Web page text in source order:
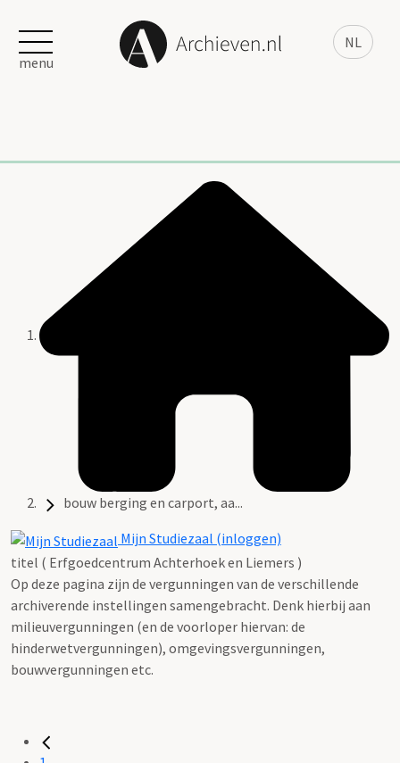
NL
menu
bouw berging en carport, aa...
Mijn Studiezaal (inloggen)
titel ( Erfgoedcentrum Achterhoek en Liemers )
Op deze pagina zijn de vergunningen van de verschillende
archiverende instellingen samengebracht. Denk hierbij aan
milieuvergunningen (en de voorloper hiervan: de
hinderwetvergunningen), omgevingsvergunningen,
bouwvergunningen etc.